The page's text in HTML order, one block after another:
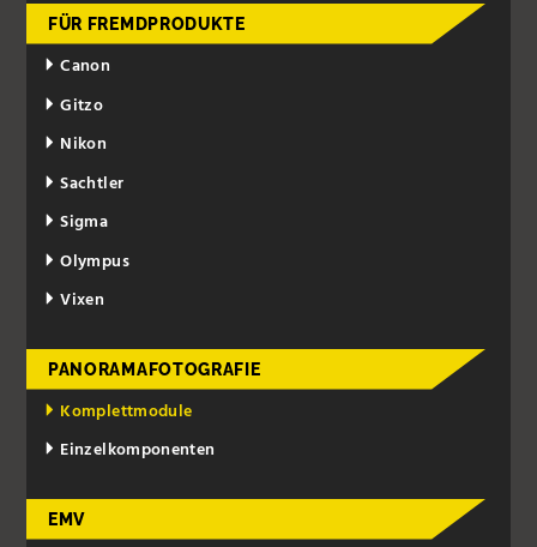
FÜR FREMDPRODUKTE
Canon
Gitzo
Nikon
Sachtler
Sigma
Olympus
Vixen
PANORAMAFOTOGRAFIE
Komplettmodule
Einzelkomponenten
EMV